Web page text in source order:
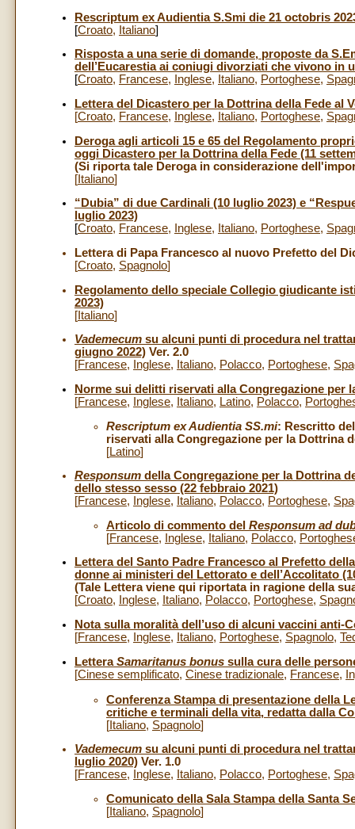
Rescriptum ex Audientia S.Smi die 21 octobris
[Croato, Italiano]
Risposta a una serie di domande, proposte da
dell’Eucarestia ai coniugi divorziati che vivono in
[Croato, Francese, Inglese, Italiano, Portoghese,
Lettera del Dicastero per la Dottrina della Fede al
[Croato, Francese, Inglese, Italiano, Portoghese,
Deroga agli articoli 15 e 65 del Regolamento
oggi Dicastero per la Dottrina della Fede (11
(Si riporta tale Deroga in considerazione
[Italiano]
“Dubia” di due Cardinali (10 luglio 2023) e
luglio 2023)
[Croato, Francese, Inglese, Italiano, Portoghese,
Lettera di Papa Francesco al nuovo Prefetto del
[Croato, Spagnolo]
Regolamento dello speciale Collegio giudicante
2023)
[Italiano]
Vademecum su alcuni punti di procedura nel
giugno 2022) Ver. 2.0
[Francese, Inglese, Italiano, Polacco, Portoghese,
Norme sui delitti riservati alla Congregazione per
[Francese, Inglese, Italiano, Latino, Polacco,
Rescriptum ex Audientia SS.mi: Rescritto
riservati alla Congregazione per la Dottrina
[Latino]
Responsum della Congregazione per la Dottrina
dello stesso sesso (22 febbraio 2021)
[Francese, Inglese, Italiano, Polacco, Portoghese,
Articolo di commento del Responsum ad
[Francese, Inglese, Italiano, Polacco,
Lettera del Santo Padre Francesco al Prefetto
donne ai ministeri del Lettorato e dell’Accolitato
(Tale Lettera viene qui riportata in ragione della
[Croato, Inglese, Italiano, Polacco, Portoghese,
Nota sulla moralità dell’uso di alcuni vaccini anti-
[Francese, Inglese, Italiano, Portoghese, Spagnolo,
LetteraSamaritanus bonus sulla cura delle
[Cinese semplificato, Cinese tradizionale, Francese,
Conferenza Stampa di presentazione della
critiche e terminali della vita, redatta dalla
[ Italiano, Spagnolo]
Vademecum su alcuni punti di procedura nel
luglio 2020) Ver. 1.0
[Francese, Inglese, Italiano, Polacco, Portoghese,
Comunicato della Sala Stampa della Santa
[ Italiano, Spagnolo]